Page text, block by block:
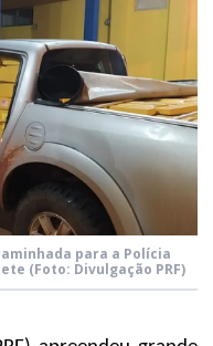
para a Polícia
(Foto: Divulgação PRF)